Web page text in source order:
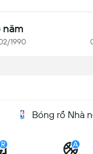
năm
1990
Bóng rổ Nhà